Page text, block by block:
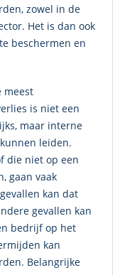
zowel in de
Het is dan ook
beschermen en
meest
is niet een
maar interne
leiden.
die niet op een
gaan vaak
kan dat
gevallen kan
bedrijf op het
kan
Belangrijke